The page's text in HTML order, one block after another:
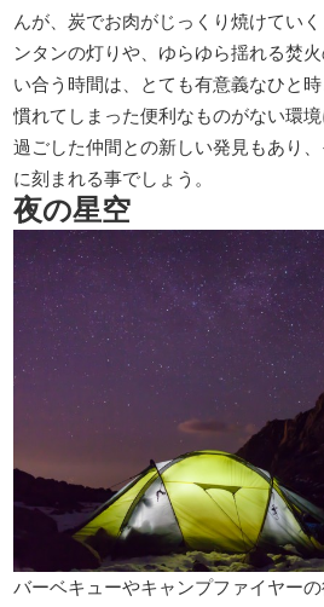
んが、炭でお肉がじっくり焼けてい
ンタンの灯りや、ゆらゆら揺れる焚
い合う時間は、とても有意義なひと時
慣れてしまった便利なものがない環
過ごした仲間との新しい発見もあり
に刻まれる事でしょう。
夜の星空
バーベキューやキャンプファイヤー